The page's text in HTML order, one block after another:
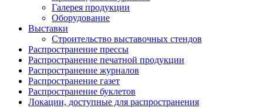
Галерея продукции
Оборудование
Выставки
Строительство выставочных стендов
Распространение прессы
Распространение печатной продукции
Распространение журналов
Распространение газет
Распространение буклетов
Локации, доступные для распространения